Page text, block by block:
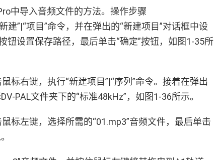
中导入音频文件的方法。操作步骤
建”|“项目”命令，并在弹出的“新建项目”对话框中设
钮设置保存路径，最后单击“确定”按钮，如图1-35所
标右键，执行“新建项目”|“序列”命令。接着在弹出
PAL文件夹下的“标准48kHz”，如图1-36所示。
标左键，选择所需的“01.mp3”音频文件，最后单击